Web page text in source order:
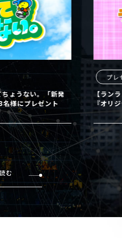
ちょうない。「新発
様にプレゼント
プレ
【ラン
『オリ
む